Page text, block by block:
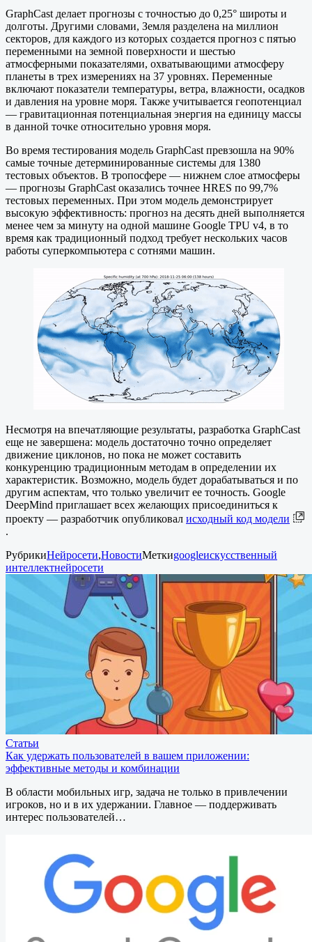
GraphCast делает прогнозы с точностью до 0,25° широты и
долготы. Другими словами, Земля разделена на миллион
секторов, для каждого из которых создается прогноз с пятью
переменными на земной поверхности и шестью
атмосферными показателями, охватывающими атмосферу
планеты в трех измерениях на 37 уровнях. Переменные
включают показатели температуры, ветра, влажности, осадков
и давления на уровне моря. Также учитывается геопотенциал
— гравитационная потенциальная энергия на единицу массы
в данной точке относительно уровня моря.
Во время тестирования модель GraphCast превзошла на 90%
самые точные детерминированные системы для 1380
тестовых объектов. В тропосфере — нижнем слое атмосферы
— прогнозы GraphCast оказались точнее HRES по 99,7%
тестовых переменных. При этом модель демонстрирует
высокую эффективность: прогноз на десять дней выполняется
менее чем за минуту на одной машине Google TPU v4, в то
время как традиционный подход требует нескольких часов
работы суперкомпьютера с сотнями машин.
Несмотря на впечатляющие результаты, разработка GraphCast
еще не завершена: модель достаточно точно определяет
движение циклонов, но пока не может составить
конкуренцию традиционным методам в определении их
характеристик. Возможно, модель будет дорабатываться и по
другим аспектам, что только увеличит ее точность. Google
DeepMind приглашает всех желающих присоединиться к
проекту — разработчик опубликовал исходный код модели
.
РубрикиНейросети,НовостиМеткиgoogleискусственный
интеллектнейросети
Статьи
Как удержать пользователей в вашем приложении:
эффективные методы и комбинации
В области мобильных игр, задача не только в привлечении
игроков, но и в их удержании. Главное — поддерживать
интерес пользователей…